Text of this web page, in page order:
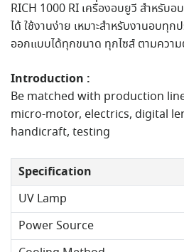
RICH 1000 RI เครื่องอบยูวี สำหรับ
ได้ ใช้งานง่าย เหมาะสำหรับงานอบทุก
ออกแบบได้ทุกขนาด ทุกไซส์ ตามควา
Introduction :
Be matched with production
micro-motor, electrics, digital
handicraft, testing
Specification
UV Lamp
Power Source